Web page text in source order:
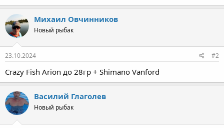
Михаил Овчинников
Новый рыбак
23.10.2024 #2
Crazy Fish Arion до 28гр + Shimano Vanford
Василий Глаголев
Новый рыбак